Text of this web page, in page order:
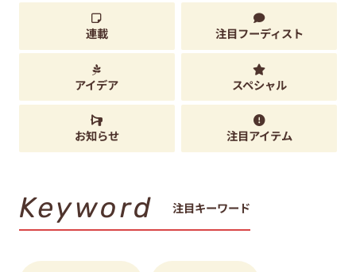
連載 注目フーディスト
アイデア スペシャル
お知らせ 注目アイテム
Keyword 注目キーワード